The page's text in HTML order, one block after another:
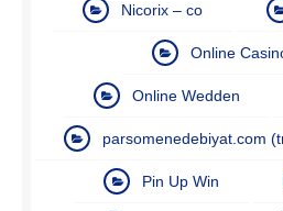
Nicorix – co
Online
Online Wedden
parsomenedebiyat.com
Pin Up Win